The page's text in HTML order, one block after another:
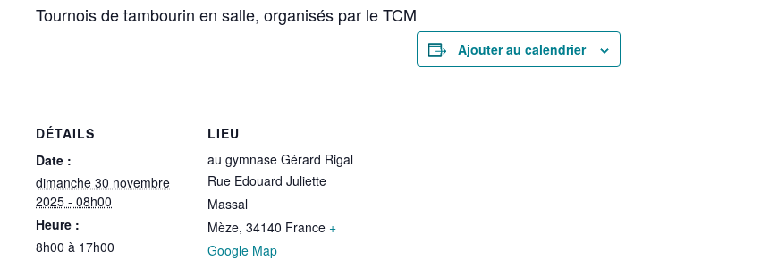
Tournois de tambourin en salle, organisés par le TCM
Ajouter au calendrier
DÉTAILS
Date :
dimanche 30 novembre
2025 - 08h00
Heure :
8h00 à 17h00
LIEU
au gymnase Gérard Rigal
Rue Edouard Juliette
Massal
Mèze, 34140 France +
Google Map